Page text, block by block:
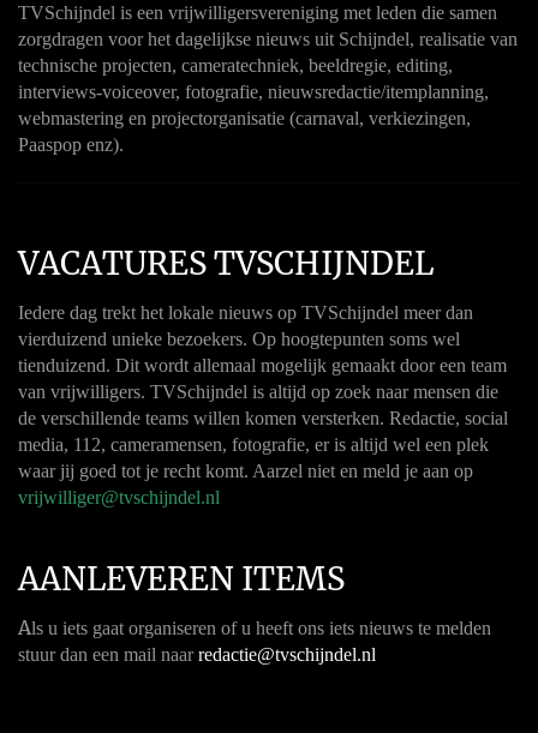
TVSchijndel is een vrijwilligersvereniging met leden die samen
zorgdragen voor het dagelijkse nieuws uit Schijndel, realisatie van
technische projecten, cameratechniek, beeldregie, editing,
interviews-voiceover, fotografie, nieuwsredactie/itemplanning,
webmastering en projectorganisatie (carnaval, verkiezingen,
Paaspop enz).
VACATURES TVSCHIJNDEL
Iedere dag trekt het lokale nieuws op TVSchijndel meer dan
vierduizend unieke bezoekers. Op hoogtepunten soms wel
tienduizend. Dit wordt allemaal mogelijk gemaakt door een team
van vrijwilligers. TVSchijndel is altijd op zoek naar mensen die
de verschillende teams willen komen versterken. Redactie, social
media, 112, cameramensen, fotografie, er is altijd wel een plek
waar jij goed tot je recht komt. Aarzel niet en meld je aan op
vrijwilliger@tvschijndel.nl
AANLEVEREN ITEMS
Als u iets gaat organiseren of u heeft ons iets nieuws te melden
stuur dan een mail naar redactie@tvschijndel.nl